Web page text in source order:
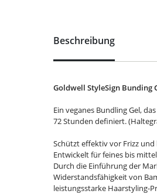
Beschreibung
Goldwell StyleSign Bunding
Ein veganes Bundling Gel,
72 Stunden definiert.
Schützt effektiv vor Frizz
Entwickelt für feines bis
Durch die Einführung der
Widerstandsfähigkeit von
leistungsstarke Haarstyling-